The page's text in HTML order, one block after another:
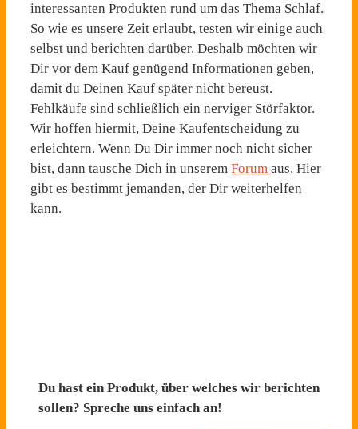
interessanten Produkten rund um das Thema Schlaf.
So wie es unsere Zeit erlaubt, testen wir einige auch
selbst und berichten darüber. Deshalb möchten wir
Dir vor dem Kauf genügend Informationen geben,
damit du Deinen Kauf später nicht bereust.
Fehlkäufe sind schließlich ein nerviger Störfaktor.
Wir hoffen hiermit, Deine Kaufentscheidung zu
erleichtern. Wenn Du Dir immer noch nicht sicher
bist, dann tausche Dich in unserem Forum aus. Hier
gibt es bestimmt jemanden, der Dir weiterhelfen
kann.
Du hast ein Produkt, über welches wir berichten
sollen? Spreche uns einfach an!